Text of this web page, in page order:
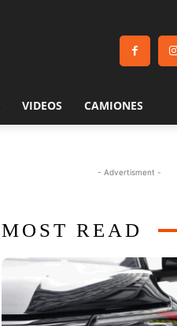
VIDEOS CAMIONES
- Advertisment -
MOST READ